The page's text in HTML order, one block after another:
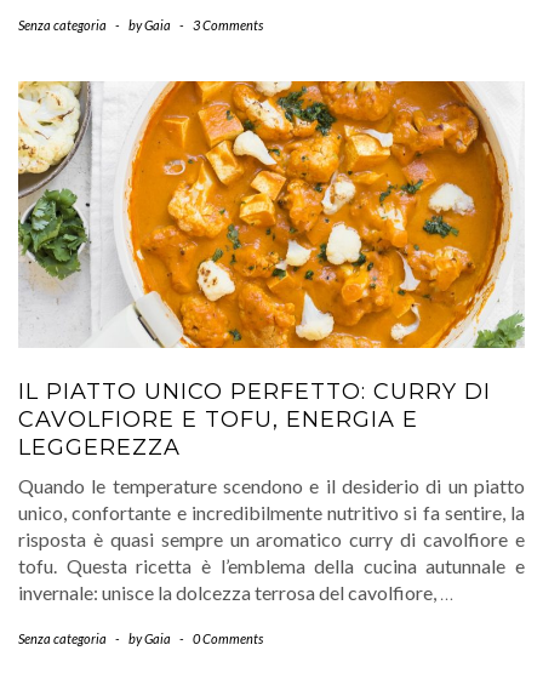
Senza categoria - byGaia - 3 Comments
IL PIATTO UNICO PERFETTO: CURRY DI
CAVOLFIORE E TOFU, ENERGIA E
LEGGEREZZA
Quando le temperature scendono e il desiderio di un piatto
unico, confortante e incredibilmente nutritivo si fa sentire, la
risposta è quasi sempre un aromatico curry di cavolfiore e
tofu. Questa ricetta è l’emblema della cucina autunnale e
invernale: unisce la dolcezza terrosa del cavolfiore, …
Senza categoria - byGaia - 0 Comments